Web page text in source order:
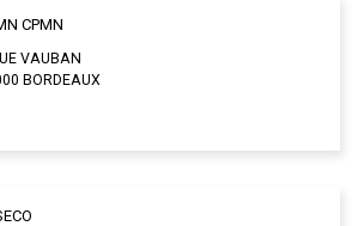
CPMN
VAUBAN
BORDEAUX